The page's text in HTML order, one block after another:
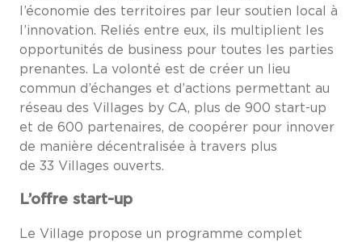
l’économie des territoires par leur soutien local à
l’innovation. Reliés entre eux, ils multiplient les
opportunités de business pour toutes les parties
prenantes. La volonté est de créer un lieu
commun d’échanges et d’actions permettant au
réseau des Villages by CA, plus de 900 start-up
et de 600 partenaires, de coopérer pour innover
de manière décentralisée à travers plus
de 33 Villages ouverts.
L’offre start-up
Le Village propose un programme complet